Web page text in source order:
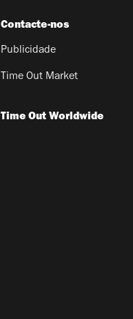
Contacte-nos
Publicidade
Time Out Market
Time Out Worldwide